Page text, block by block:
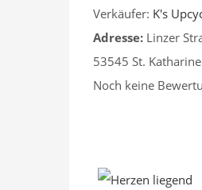
Verkäufer: K's
Adresse: Linzer
53545 St.
Noch keine